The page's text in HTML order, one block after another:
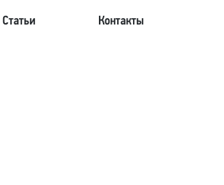
Статьи Контакты